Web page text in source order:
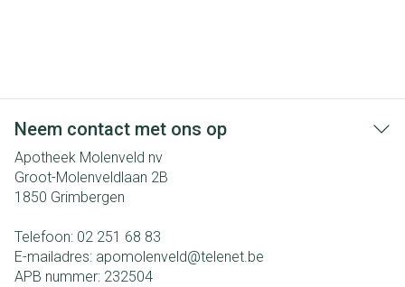
Neem contact met ons op
Apotheek Molenveld nv
Groot-Molenveldlaan 2B
1850 Grimbergen
Telefoon: 02 251 68 83
E-mailadres: apomolenveld@telenet.be
APB nummer: 232504